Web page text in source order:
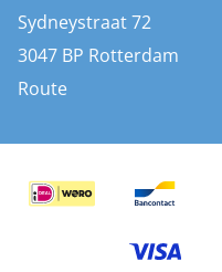
Stootwillen en fenders
Bootkussens
Zwemtrappen
Sydneystraat 72
3047 BP Rotterdam
Route